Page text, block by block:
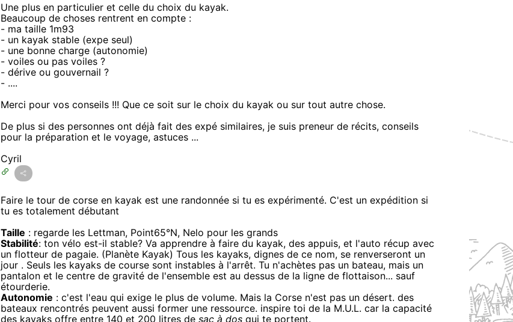
Une plus en particulier et celle du choix du kayak.
Beaucoup de choses rentrent en compte :
- ma taille 1m93
- un kayak stable (expe seul)
- une bonne charge (autonomie)
- voiles ou pas voiles ?
- dérive ou gouvernail ?
- ....
Merci pour vos conseils !!! Que ce soit sur le choix du kayak ou sur tout autre chose.
De plus si des personnes ont déjà fait des expé similaires, je suis preneur de récits, conseils
pour la préparation et le voyage, astuces ...
Cyril
Faire le tour de corse en kayak est une randonnée si tu es expérimenté. C'est un expédition si
tu es totalement débutant
Taille : regarde les Lettman, Point65°N, Nelo pour les grands
Stabilité: ton vélo est-il stable? Va apprendre à faire du kayak, des appuis, et l'auto récup avec
un flotteur de pagaie. (Planète Kayak) Tous les kayaks, dignes de ce nom, se renverseront un
jour . Seuls les kayaks de course sont instables à l'arrêt. Tu n'achètes pas un bateau, mais un
pantalon et le centre de gravité de l'ensemble est au dessus de la ligne de flottaison... sauf
étourderie.
Autonomie : c'est l'eau qui exige le plus de volume. Mais la Corse n'est pas un désert. des
bateaux rencontrés peuvent aussi former une ressource. inspire toi de la M.U.L. car la capacité
des kayaks offre entre 140 et 200 litres de sac à dos qui te portent.